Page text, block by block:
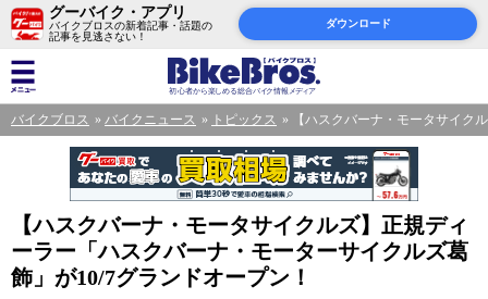
グーバイク・アプリ
バイクブロスの新着記事・話題の
記事を見逃さない！
ダウンロード
バイクブロス バイクニュース トピックス 【ハスクバーナ・モータサイク
【ハスクバーナ・モータサイクルズ】正規ディ
ーラー「ハスクバーナ・モーターサイクルズ葛
飾」が10/7グランドオープン！